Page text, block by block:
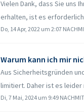
Vielen Dank, dass Sie uns
erhalten, ist es
Do, 14 Apr, 2022 um 2:07
Warum kann ich mir
Aus Sicherheitsgründen
limitiert. Daher ist es
Di, 7 Mai, 2024 um 9:49